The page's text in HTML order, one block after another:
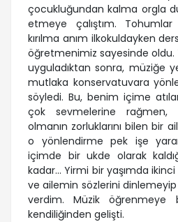
çocukluğundan kalma orgla
etmeye çalıştım. Tohumlar
kırılma anım ilkokuldayken
öğretmenimiz sayesinde oldu.
uyguladıktan sonra, müziğe
mutlaka konservatuvara
söyledi. Bu, benim içime
çok sevmelerine rağmen,
olmanın zorluklarını bilen bir
o yönlendirme pek işe
içimde bir ukde olarak
kadar... Yirmi bir yaşımda ikinci
ve ailemin sözlerini
verdim. Müzik öğrenmeye
kendiliğinden gelişti.